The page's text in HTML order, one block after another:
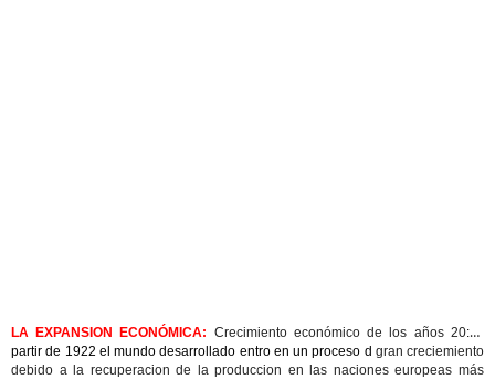
LA EXPANSION ECONÓMICA: Crecimiento económico de los años 20: a
partir de 1922 el mundo desarrollado entro en un proceso d gran creciemiento
debido a la recuperacion de la produccion en las naciones europeas más